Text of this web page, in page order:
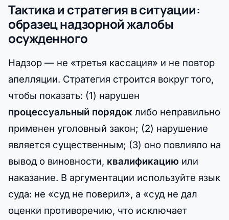
Тактика и стратегия в ситуации:
образец надзорной жалобы
осужденного
Надзор — не «третья кассация» и не повтор
апелляции. Стратегия строится вокруг того,
чтобы показать: (1) нарушен
процессуальный порядок либо неправильно
применен уголовный закон; (2) нарушение
является существенным; (3) оно повлияло на
вывод о виновности, квалификацию или
наказание. В аргументации используйте язык
суда: не «суд не поверил», а «суд не дал
оценки противоречию, что исключает